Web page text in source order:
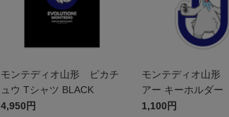
モンテディオ山形 ピカチ
ュウ Tシャツ BLACK
4,950円
モンテディオ山形
アー キーホルダー
1,100円